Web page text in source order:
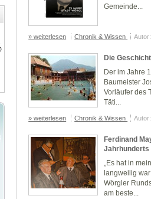
Gemeinde...
» weiterlesen Chronik & Wissen
Die
Der im Jahre
Baumeister
Vorläufer des
Täti...
» weiterlesen Chronik & Wissen
Ferdinand
Jahrhunderts
„Es hat in
langweilig
Wörgler
am beste...